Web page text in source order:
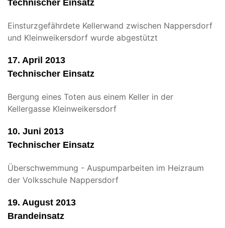
Technischer Einsatz
Einsturzgefährdete Kellerwand zwischen Nappersdorf
und Kleinweikersdorf wurde abgestützt
17. April 2013
Technischer Einsatz
Bergung eines Toten aus einem Keller in der
Kellergasse Kleinweikersdorf
10. Juni 2013
Technischer Einsatz
Überschwemmung - Auspumparbeiten im Heizraum
der Volksschule Nappersdorf
19. August 2013
Brandeinsatz